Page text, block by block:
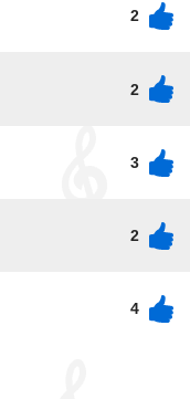
2
2
3
2
4